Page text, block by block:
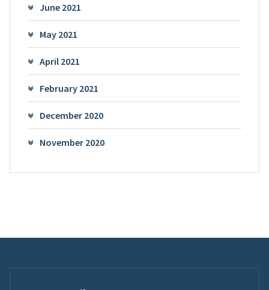
June 2021
May 2021
April 2021
February 2021
December 2020
November 2020